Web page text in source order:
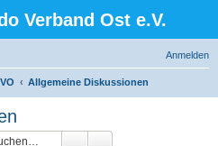
Verband Ost e.V.
Anmelden
Allgemeine Diskussionen